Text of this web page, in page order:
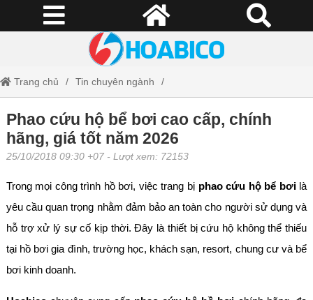
Trang chủ Tin chuyên ngành
Phao cứu hộ bể bơi cao cấp, chính hãng, giá tốt năm 2026
Phao cứu hộ bể bơi cao cấp, chính
hãng, giá tốt năm 2026
25/10/2018 09:30 +07 - Lượt xem: 72153
Trong mọi công trình hồ bơi, việc trang bị phao cứu hộ bể bơilà
yêu cầu quan trọng nhằm đảm bảo an toàn cho người sử dụng và
hỗ trợ xử lý sự cố kịp thời. Đây là thiết bị cứu hộ không thể thiếu
tại hồ bơi gia đình, trường học, khách sạn, resort, chung cư và bể
bơi kinh doanh.